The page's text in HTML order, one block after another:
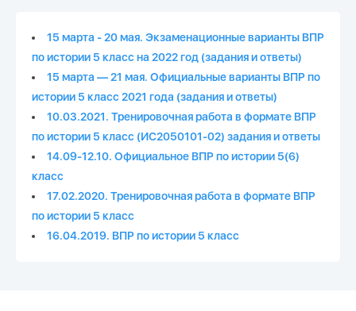
15 марта - 20 мая. Экзаменационные варианты ВПР
по истории 5 класс на 2022 год (задания и ответы)
15 марта — 21 мая. Официальные варианты ВПР по
истории 5 класс 2021 года (задания и ответы)
10.03.2021. Тренировочная работа в формате ВПР
по истории 5 класс (ИС2050101-02) задания и ответы
14.09-12.10. Официальное ВПР по истории 5(6)
класс
17.02.2020. Тренировочная работа в формате ВПР
по истории 5 класс
16.04.2019. ВПР по истории 5 класс